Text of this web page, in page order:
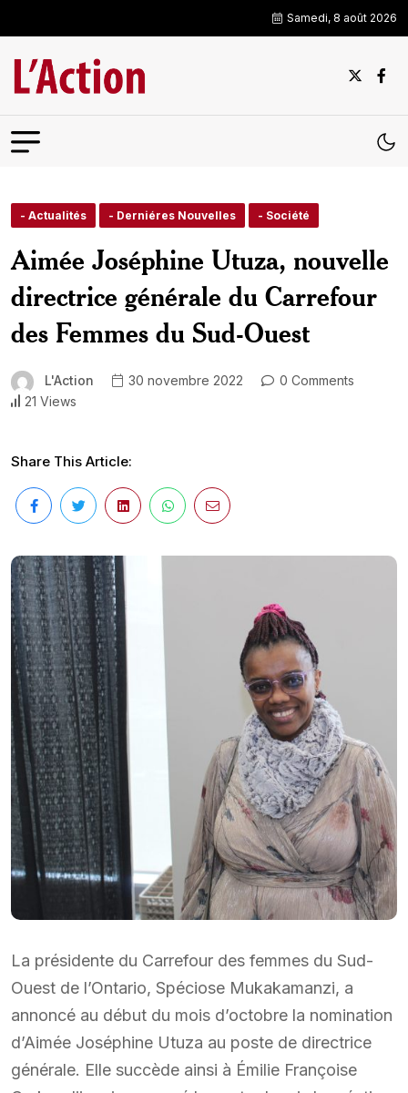
Samedi, 8 août 2026
- Actualités - Derniéres Nouvelles - Société
Aimée Joséphine Utuza, nouvelle
directrice générale du Carrefour
des Femmes du Sud-Ouest
L'Action 30 novembre 2022
0 Comments
21 Views
Share This Article:
La présidente du Carrefour des femmes du Sud-
Ouest de l’Ontario, Spéciose Mukakamanzi, a
annoncé au début du mois d’octobre la nomination
d’Aimée Joséphine Utuza au poste de directrice
générale. Elle succède ainsi à Émilie Françoise